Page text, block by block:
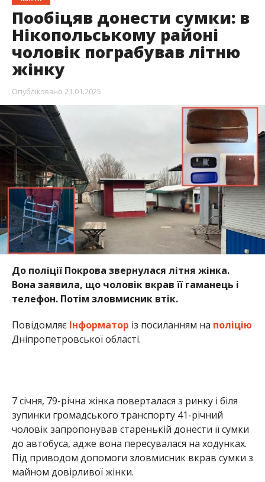
До поліції Покрова звернулася літня жінка.
Вона заявила, що чоловік вкрав її гаманець і
телефон. Потім зловмисник втік.
ПовідомляєІнформатор із посиланням наполіцію
Дніпропетровської області.
7 січня, 79-річна жінка поверталася з ринку і біля
зупинки громадського транспорту 41-річний
до автобуса, адже вона пересувалася на ходунках.
Під приводом допомоги зловмисник вкрав сумки з
майном довірливої жінки.
Жінка написала заяву в поліцію. Правоохоронці
встановили особу зловмисника. Ним виявився 41-
20 січня слідчі повідомили фігуранту про підозру у
шахрайстві. Йому загрожує до трьох років
позбавлення волі.